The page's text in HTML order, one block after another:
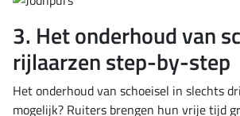
3. Het onderhoud van
rijlaarzen step-by-step
Het onderhoud van schoeisel in slechts
mogelijk? Ruiters brengen hun vrije tijd